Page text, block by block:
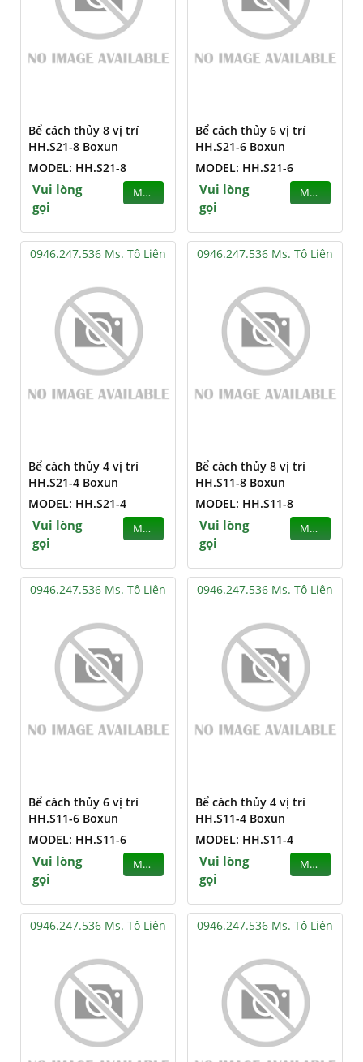
Bể cách thủy 8 vị trí
HH.S21-8 Boxun
MODEL: HH.S21-8
Vui lòng
gọi
MUA
Bể cách thủy 6 vị trí
HH.S21-6 Boxun
MODEL: HH.S21-6
Vui lòng
gọi
MUA
0946.247.536 Ms. Tô Liên
Bể cách thủy 4 vị trí
HH.S21-4 Boxun
MODEL: HH.S21-4
Vui lòng
gọi
MUA
0946.247.536 Ms. Tô Liên
Bể cách thủy 8 vị trí
HH.S11-8 Boxun
MODEL: HH.S11-8
Vui lòng
gọi
MUA
0946.247.536 Ms. Tô Liên
Bể cách thủy 6 vị trí
HH.S11-6 Boxun
MODEL: HH.S11-6
Vui lòng
gọi
MUA
0946.247.536 Ms. Tô Liên
Bể cách thủy 4 vị trí
HH.S11-4 Boxun
MODEL: HH.S11-4
Vui lòng
gọi
MUA
0946.247.536 Ms. Tô Liên 0946.247.536 Ms. Tô Liên